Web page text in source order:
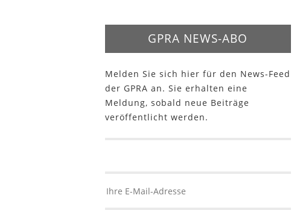
GPRA NEWS-ABO
Melden Sie sich hier für den News-Feed
der GPRA an. Sie erhalten eine
Meldung, sobald neue Beiträge
veröffentlicht werden.